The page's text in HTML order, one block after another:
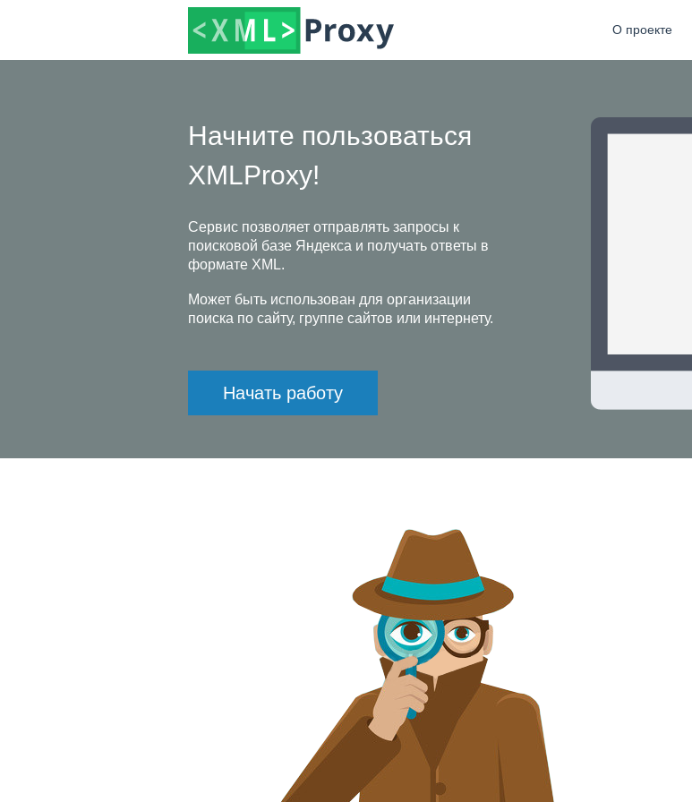
О проекте
Начните пользоваться
XMLProxy!
Cервис позволяет отправлять запросы к
поисковой базе Яндекса и получать ответы в
формате XML.
Может быть использован для организации
поиска по сайту, группе сайтов или интернету.
Начать работу